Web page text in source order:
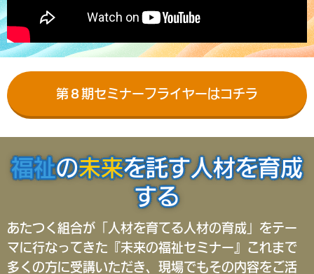
第８期セミナーフライヤーはコチラ
福祉の未来を託す人材を育成
する
あたつく組合が「人材を育てる人材の育成」をテー
マに行なってきた『未来の福祉セミナー』これまで
多くの方に受講いただき、現場でもその内容をご活